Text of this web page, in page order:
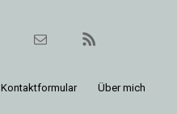
Kon­takt­for­mular Über mich